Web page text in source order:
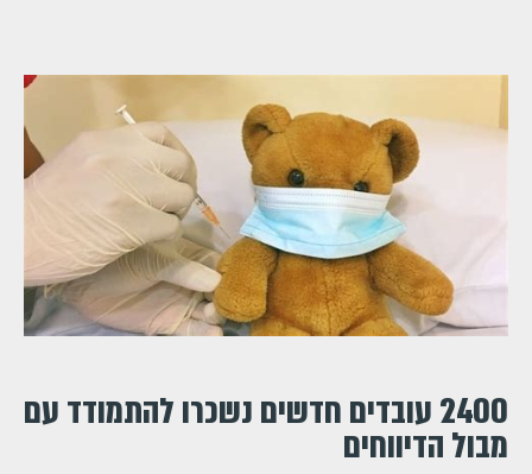
2400 עובדים חדשים נשכרו להתמודד עם
מבול הדיווחים